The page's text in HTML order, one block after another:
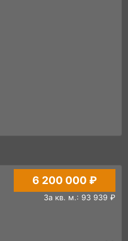
6 200 000 ₽
За кв. м.: 93 939 ₽